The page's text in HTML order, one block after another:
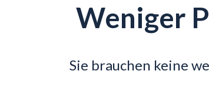
Weniger
Sie brauchen keine